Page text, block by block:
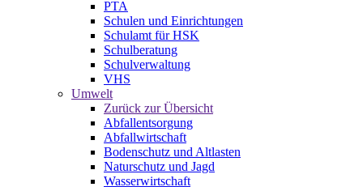
PTA
Schulen und Einrichtungen
Schulamt für HSK
Schulberatung
Schulverwaltung
VHS
Umwelt
Zurück zur Übersicht
Abfallentsorgung
Abfallwirtschaft
Bodenschutz und Altlasten
Naturschutz und Jagd
Wasserwirtschaft